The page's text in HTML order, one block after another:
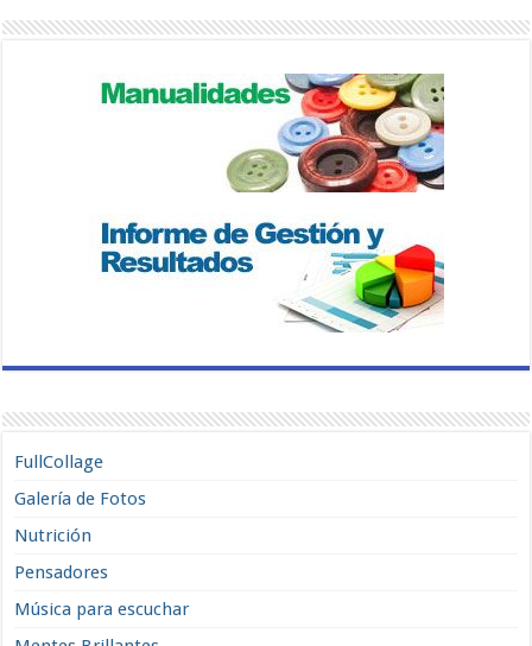
FullCollage
Galería de Fotos
Nutrición
Pensadores
Música para escuchar